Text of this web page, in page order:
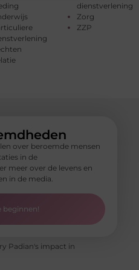
dienstverlening
Zorg
ZZP
over beroemde mensen
in de
meer over de levens en
in de media.
beginnen!
Padian's impact in